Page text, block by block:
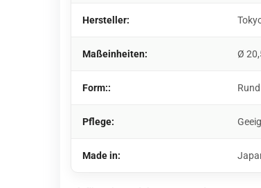
Hersteller:
Maßeinheiten: Ø
Form:: Rund
Pflege:
Made in: